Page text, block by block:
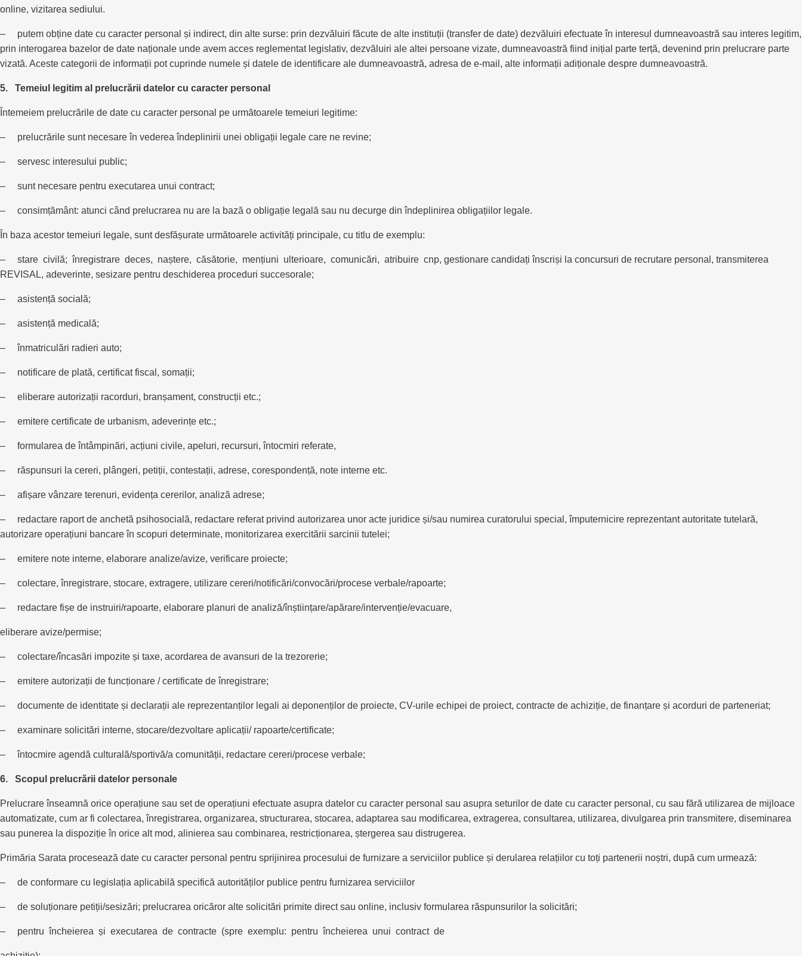
online, vizitarea sediului.
– putem obține date cu caracter personal și indirect, din alte surse: prin dezvăluiri făcute de alte instituții (transfer de date) dezvăluiri efectuate în interesul dumneavoastră sau interes legitim,
prin interogarea bazelor de date naționale unde avem acces reglementat legislativ, dezvăluiri ale altei persoane vizate, dumneavoastră fiind inițial parte terță, devenind prin prelucrare parte
vizată. Aceste categorii de informații pot cuprinde numele și datele de identificare ale dumneavoastră, adresa de e-mail, alte informații adiționale despre dumneavoastră.
5. Temeiul legitim al prelucrării datelor cu caracter personal
Întemeiem prelucrările de date cu caracter personal pe următoarele temeiuri legitime:
– prelucrările sunt necesare în vederea îndeplinirii unei obligații legale care ne revine;
– servesc interesului public;
– sunt necesare pentru executarea unui contract;
– consimțământ: atunci când prelucrarea nu are la bază o obligație legală sau nu decurge din îndeplinirea obligațiilor legale.
În baza acestor temeiuri legale, sunt desfășurate următoarele activități principale, cu titlu de exemplu:
– stare civilă; înregistrare deces, naștere, căsătorie, mențiuni ulterioare, comunicări, atribuire cnp, gestionare candidați înscriși la concursuri de recrutare personal, transmiterea
REVISAL, adeverinte, sesizare pentru deschiderea proceduri succesorale;
– asistență socială;
– asistență medicală;
– înmatriculări radieri auto;
– notificare de plată, certificat fiscal, somații;
– eliberare autorizații racorduri, branșament, construcții etc.;
– emitere certificate de urbanism, adeverințe etc.;
– formularea de întâmpinări, acțiuni civile, apeluri, recursuri, întocmiri referate,
– răspunsuri la cereri, plângeri, petiții, contestații, adrese, corespondență, note interne etc.
– afișare vânzare terenuri, evidența cererilor, analiză adrese;
– redactare raport de anchetă psihosocială, redactare referat privind autorizarea unor acte juridice și/sau numirea curatorului special, împuternicire reprezentant autoritate tutelară,
autorizare operațiuni bancare în scopuri determinate, monitorizarea exercitării sarcinii tutelei;
– emitere note interne, elaborare analize/avize, verificare proiecte;
– colectare, înregistrare, stocare, extragere, utilizare cereri/notificări/convocări/procese verbale/rapoarte;
– redactare fișe de instruiri/rapoarte, elaborare planuri de analiză/înștiințare/apărare/intervenție/evacuare,
eliberare avize/permise;
– colectare/încasări impozite și taxe, acordarea de avansuri de la trezorerie;
– emitere autorizații de funcționare / certificate de înregistrare;
– documente de identitate și declarații ale reprezentanților legali ai deponenților de proiecte, CV-urile echipei de proiect, contracte de achiziție, de finanțare și acorduri de parteneriat;
– examinare solicitări interne, stocare/dezvoltare aplicații/ rapoarte/certificate;
– întocmire agendă culturală/sportivă/a comunității, redactare cereri/procese verbale;
6. Scopul prelucrării datelor personale
Prelucrare înseamnă orice operațiune sau set de operațiuni efectuate asupra datelor cu caracter personal sau asupra seturilor de date cu caracter personal, cu sau fără utilizarea de mijloace
automatizate, cum ar fi colectarea, înregistrarea, organizarea, structurarea, stocarea, adaptarea sau modificarea, extragerea, consultarea, utilizarea, divulgarea prin transmitere, diseminarea
sau punerea la dispoziție în orice alt mod, alinierea sau combinarea, restricționarea, ștergerea sau distrugerea.
Primăria Sarata procesează date cu caracter personal pentru sprijinirea procesului de furnizare a serviciilor publice și derularea relațiilor cu toți partenerii noștri, după cum urmează:
– de conformare cu legislația aplicabilă specifică autorităților publice pentru furnizarea serviciilor
– de soluționare petiții/sesizări; prelucrarea oricăror alte solicitări primite direct sau online, inclusiv formularea răspunsurilor la solicitări;
– pentru încheierea și executarea de contracte (spre exemplu: pentru încheierea unui contract de